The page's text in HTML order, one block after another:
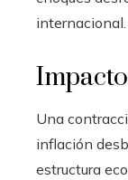
internacional.
Una
inflación
estructura